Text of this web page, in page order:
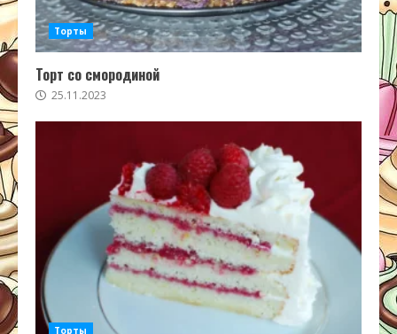
Торты
Торт со смородиной
25.11.2023
Торты